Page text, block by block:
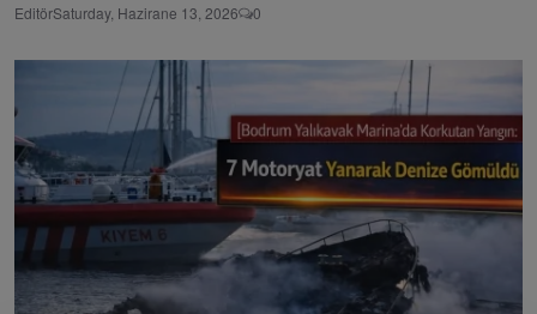
EditörSaturday, Hazirane 13, 2026 0